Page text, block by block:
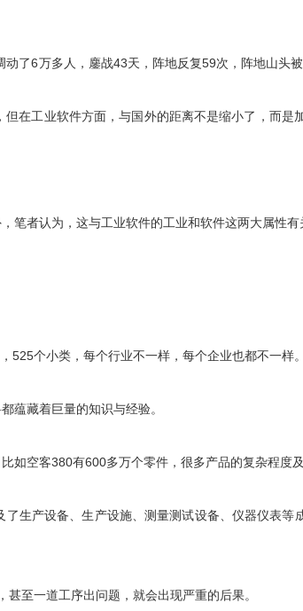
了6万多人，鏖战43天，阵地反复59次，阵地山头
在工业软件方面，与国外的距离不是缩小了，而
笔者认为，这与工业软件的工业和软件这两大属性有
个小类，每个行业不一样，每个企业也都不一样。
蕴藏着巨量的知识与经验。
空客380有600多万个零件，很多产品的复杂程度及
生产设备、生产设施、测量测试设备、仪器仪表
至一道工序出问题，就会出现严重的后果。